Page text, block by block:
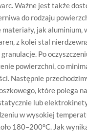
Ważne jest także
do rodzaju
jak aluminium,
z kolei stal
Po
powierzchni, co
Następnie
które polega
lub
w wysokiej
180–200°C. Jak